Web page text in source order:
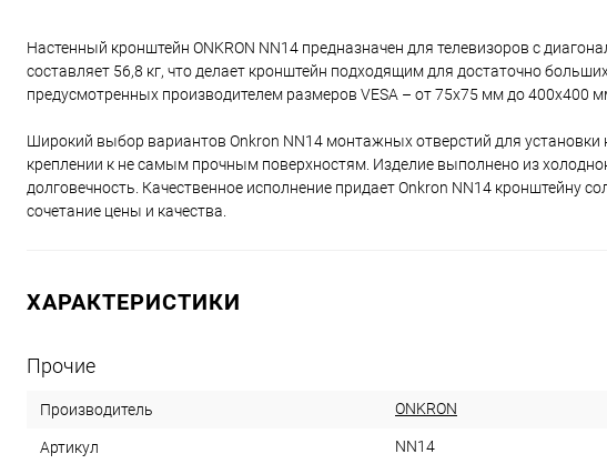
Настенный кронштейн ONKRON NN14 предназначен для телевизоров с
составляет 56,8 кг, что делает кронштейн подходящим для достаточно
предусмотренных производителем размеров VESA – от 75x75 мм до 400x400
Широкий выбор вариантов Onkron NN14 монтажных отверстий для
креплении к не самым прочным поверхностям. Изделие выполнено из
долговечность. Качественное исполнение придает Onkron NN14 кронштейну
сочетание цены и качества.
ХАРАКТЕРИСТИКИ
Прочие
Производитель ONKRON
Артикул NN14